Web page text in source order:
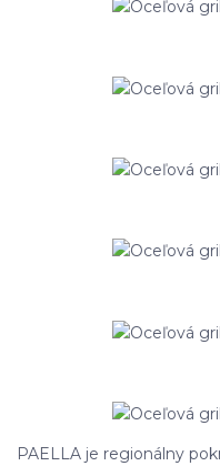
PAELLA je regionálny